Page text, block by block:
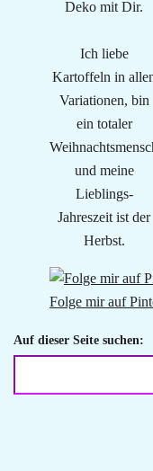
Deko mit Dir.
Ich liebe
Kartoffeln in
Variationen, bin
ein totaler
und meine
Lieblings-
Jahreszeit ist der
Herbst.
Folge mir auf
Auf dieser Seite suchen: